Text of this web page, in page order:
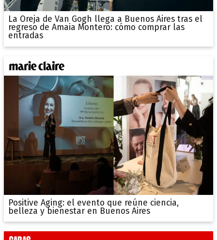
La Oreja de Van Gogh llega a Buenos Aires tras el
regreso de Amaia Montero: cómo comprar las
entradas
Positive Aging: el evento que reúne ciencia,
belleza y bienestar en Buenos Aires